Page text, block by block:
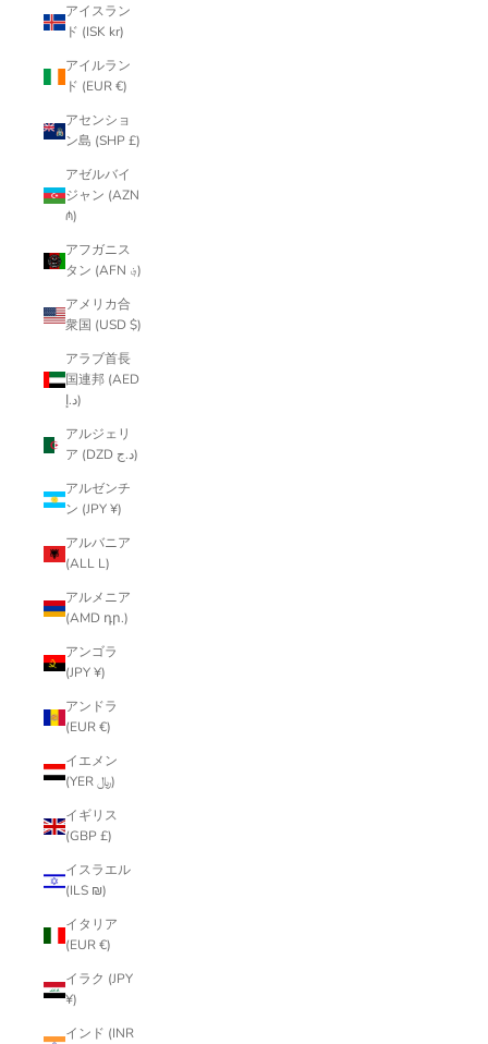
アイスラン
ド (ISK kr)
アイルラン
ド (EUR €)
アセンショ
ン島 (SHP £)
アゼルバイ
ジャン (AZN
₼)
アフガニス
タン (AFN ؋)
アメリカ合
衆国 (USD $)
アラブ首長
国連邦 (AED
د.إ)
アルジェリ
ア (DZD د.ج)
アルゼンチ
ン (JPY ¥)
アルバニア
(ALL L)
アルメニア
(AMD դր.)
アンゴラ
(JPY ¥)
アンドラ
(EUR €)
イエメン
(YER ﷼)
イギリス
(GBP £)
イスラエル
(ILS ₪)
イタリア
(EUR €)
イラク (JPY
¥)
インド (INR